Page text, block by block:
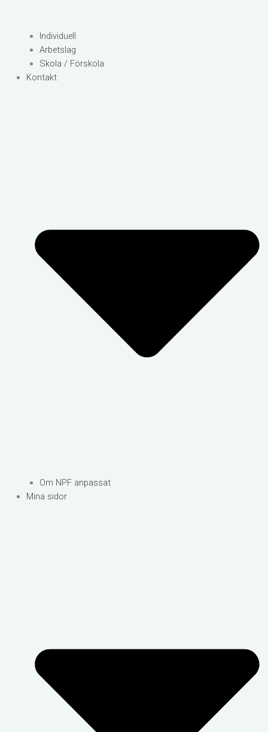
Individuell
Arbetslag
Skola / Förskola
Kontakt
Om NPF anpassat
Mina sidor